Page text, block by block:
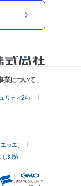
業について
リティ24」
ラエ）
し対策